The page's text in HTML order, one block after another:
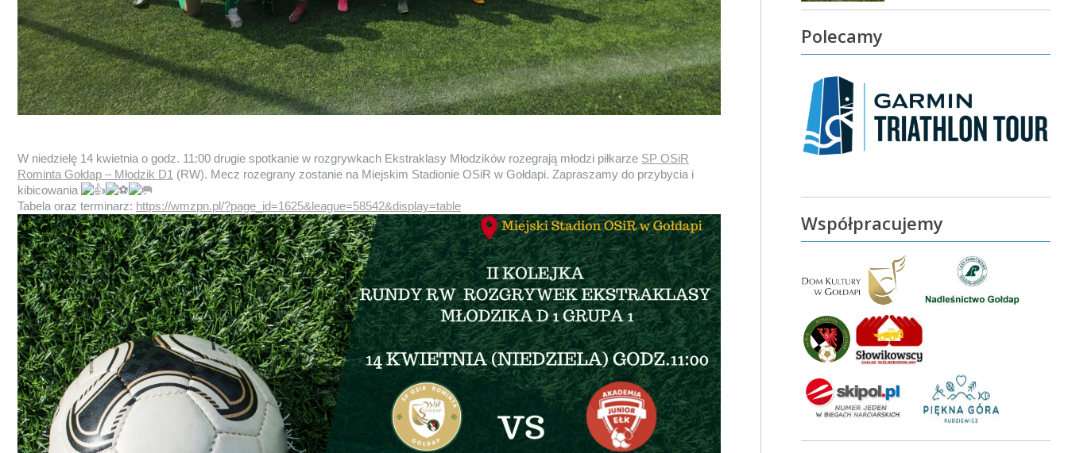
W niedzielę 14 kwietnia o godz. 11:00 drugie spotkanie w rozgrywkach Ekstraklasy Młodzików rozegrają młodzi piłkarze SP OSiR
Rominta Gołdap – Młodzik D1 (RW). Mecz rozegrany zostanie na Miejskim Stadionie OSiR w Gołdapi. Zapraszamy do przybycia i
kibicowania
Tabela oraz terminarz: https://wmzpn.pl/?page_id=1625&league=58542&display=table
Polecamy
Współpracujemy